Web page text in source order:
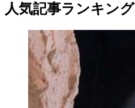
人気記事ランキング